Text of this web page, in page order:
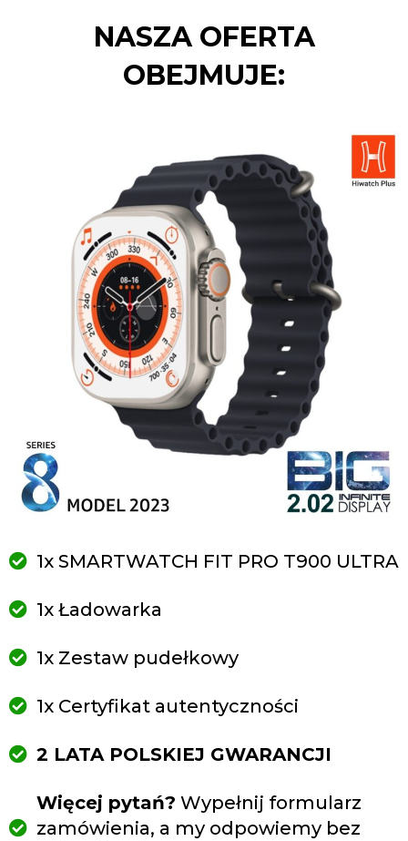
NASZA OFERTA
OBEJMUJE:
1x SMARTWATCH FIT PRO T900 ULTRA
1x Ładowarka
1x Zestaw pudełkowy
1x Certyfikat autentyczności
2 LATA POLSKIEJ GWARANCJI
Więcej pytań? Wypełnij formularz
zamówienia, a my odpowiemy bez